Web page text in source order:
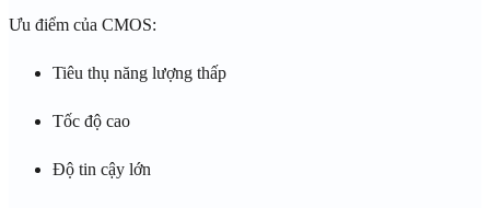
Ưu điểm của CMOS:
Tiêu thụ năng lượng thấp
Tốc độ cao
Độ tin cậy lớn